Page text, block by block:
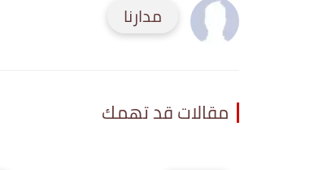
مدارنا
مقالات قد تهمك